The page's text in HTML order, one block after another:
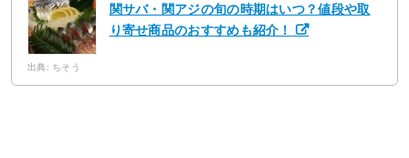
関サバ・関アジの旬の時期はいつ？値段や取
り寄せ商品のおすすめも紹介！
出典: ちそう